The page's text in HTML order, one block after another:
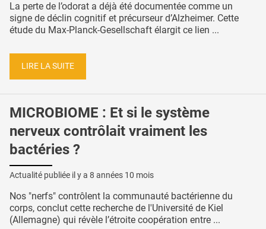
La perte de l’odorat a déjà été documentée comme un
signe de déclin cognitif et précurseur d’Alzheimer. Cette
étude du Max-Planck-Gesellschaft élargit ce lien ...
LIRE LA SUITE
MICROBIOME : Et si le système
nerveux contrôlait vraiment les
bactéries ?
Actualité publiée il y a 8 années 10 mois
Nos "nerfs" contrôlent la communauté bactérienne du
corps, conclut cette recherche de l'Université de Kiel
(Allemagne) qui révèle l’étroite coopération entre ...